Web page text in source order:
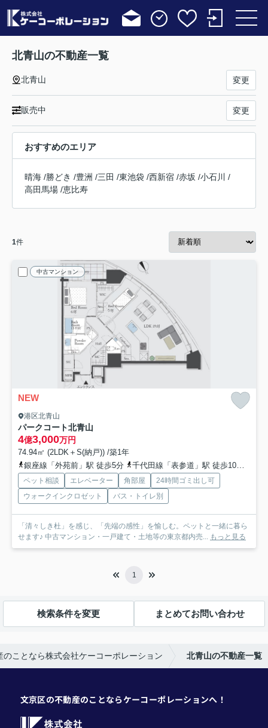
北青山の不動産一覧
北青山 変更
販売中 変更
おすすめのエリア
晴海 /勝どき /豊洲 /三田 /東池袋 /西新宿 /赤坂 /小石川
/
高田馬場 /恵比寿
1件
中古マンション
NEW
港区北青山
パークコート北青山
4億3,000万円
74.94㎡ (2LDK＋S(納戸)) /築1年
銀座線「外苑前」駅 徒歩5分
千代田線「表参道」駅 徒歩10分
ペット相談 エレベーター 角部屋
24時間ゴミ出し可
ウォークインクロゼット
バス・トイレ別
「清々しき杜」を感じ、「先端の感性」を愉しむ。ペットと一緒に暮ら
せます♪ 中古マンション・一戸建て・土地等の東京都内売...
もっと見る
1
検索条件を変更 まとめてお問い合わせ
のことなら株式会社ケーコーポレーション 北青山の不動産一覧
文京区の不動産のことならケーコーポレーションへ！